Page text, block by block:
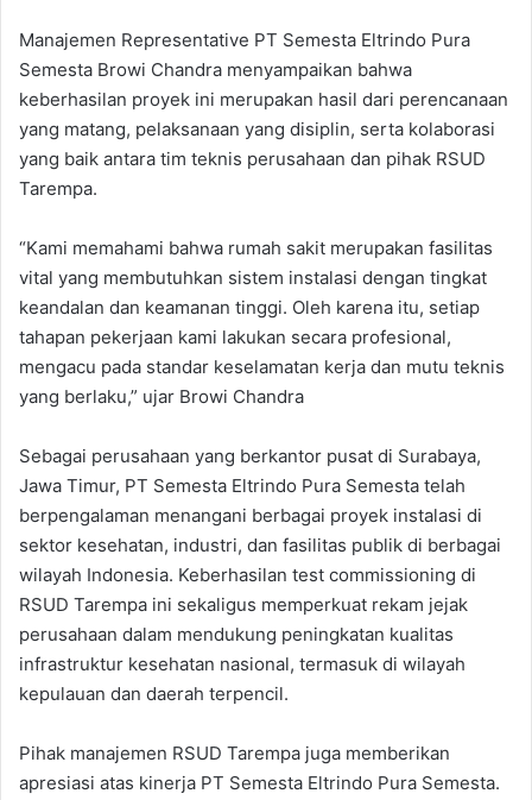
Manajemen Representative PT Semesta Eltrindo Pura
Semesta Browi Chandra menyampaikan bahwa
keberhasilan proyek ini merupakan hasil dari perencanaan
yang matang, pelaksanaan yang disiplin, serta kolaborasi
yang baik antara tim teknis perusahaan dan pihak RSUD
Tarempa.
“Kami memahami bahwa rumah sakit merupakan fasilitas
vital yang membutuhkan sistem instalasi dengan tingkat
keandalan dan keamanan tinggi. Oleh karena itu, setiap
tahapan pekerjaan kami lakukan secara profesional,
mengacu pada standar keselamatan kerja dan mutu teknis
yang berlaku,” ujar Browi Chandra
Sebagai perusahaan yang berkantor pusat di Surabaya,
Jawa Timur, PT Semesta Eltrindo Pura Semesta telah
berpengalaman menangani berbagai proyek instalasi di
sektor kesehatan, industri, dan fasilitas publik di berbagai
wilayah Indonesia. Keberhasilan test commissioning di
RSUD Tarempa ini sekaligus memperkuat rekam jejak
perusahaan dalam mendukung peningkatan kualitas
infrastruktur kesehatan nasional, termasuk di wilayah
kepulauan dan daerah terpencil.
Pihak manajemen RSUD Tarempa juga memberikan
apresiasi atas kinerja PT Semesta Eltrindo Pura Semesta.